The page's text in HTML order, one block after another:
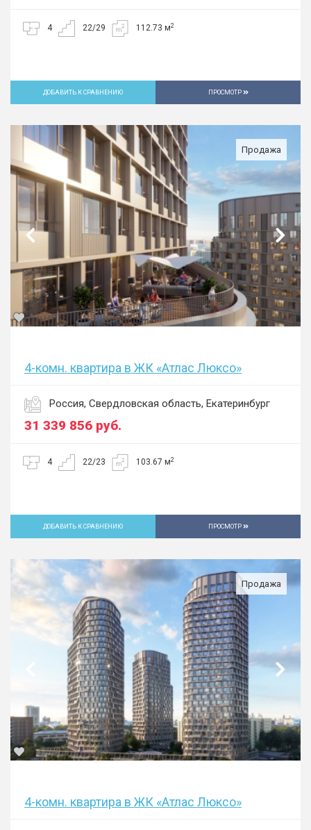
4 22/29 112.73 м2
ДОБАВИТЬ К СРАВНЕНИЮ ПРОСМОТР
Продажа
4-комн. квартира в ЖК «Атлас Люксо»
Россия, Свердловская область, Екатеринбург
31 339 856 руб.
4 22/23 103.67 м2
ДОБАВИТЬ К СРАВНЕНИЮ ПРОСМОТР
Продажа
4-комн. квартира в ЖК «Атлас Люксо»